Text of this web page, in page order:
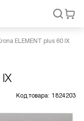
ELEMENT plus 60 IX
Код товара: 1824203